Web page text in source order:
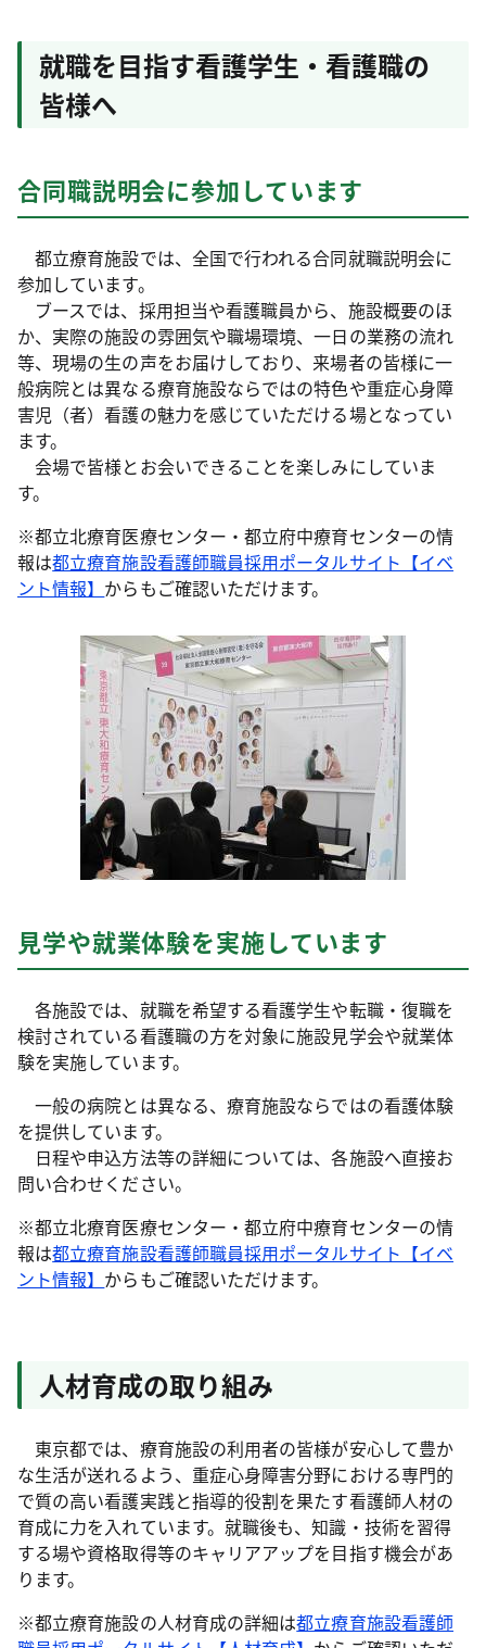
就職を目指す看護学生・看護職の
皆様へ
合同職説明会に参加しています
都立療育施設では、全国で行われる合同就職説明会に
参加しています。
ブースでは、採用担当や看護職員から、施設概要のほ
か、実際の施設の雰囲気や職場環境、一日の業務の流れ
等、現場の生の声をお届けしており、来場者の皆様に一
般病院とは異なる療育施設ならではの特色や重症心身障
害児（者）看護の魅力を感じていただける場となってい
ます。
会場で皆様とお会いできることを楽しみにしていま
す。
※都立北療育医療センター・都立府中療育センターの情
報は都立療育施設看護師職員採用ポータルサイト【イベ
ント情報】 からもご確認いただけます。
見学や就業体験を実施しています
各施設では、就職を希望する看護学生や転職・復職を
検討されている看護職の方を対象に施設見学会や就業体
験を実施しています。
一般の病院とは異なる、療育施設ならではの看護体験
を提供しています。
日程や申込方法等の詳細については、各施設へ直接お
問い合わせください。
※都立北療育医療センター・都立府中療育センターの情
報は都立療育施設看護師職員採用ポータルサイト【イベ
ント情報】 からもご確認いただけます。
人材育成の取り組み
東京都では、療育施設の利用者の皆様が安心して豊か
な生活が送れるよう、重症心身障害分野における専門的
で質の高い看護実践と指導的役割を果たす看護師人材の
育成に力を入れています。就職後も、知識・技術を習得
する場や資格取得等のキャリアアップを目指す機会があ
ります。
※都立療育施設の人材育成の詳細は都立療育施設看護師